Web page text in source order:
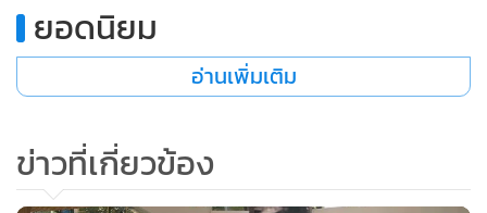
เหมาะสมได้” น.ส.อนุชฎา กล่าว
ขณะที่
ยอดนิยม
อ่านเพิ่มเติม
ข่าวที่เกี่ยวข้อง